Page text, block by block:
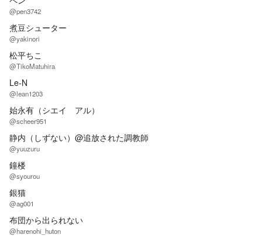
@pen3742
煮豆シューター
@yakinori
松平ちこ
@TikoMatuhira
Le-N
@lean1203
始永有（シエイ アル）
@scheer951
静内（しずない）@追放された調教師
@yuuzuru
鐘楼
@syourou
銀猫
@ag001
布団から出られない
@harenohi_huton